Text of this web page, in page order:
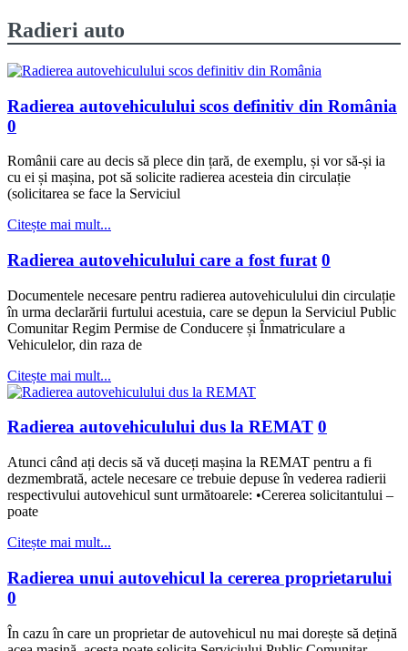
Radieri auto
Radierea autovehiculului scos definitiv din România
0
Românii care au decis să plece din țară, de exemplu, și vor să-și ia
cu ei și mașina, pot să solicite radierea acesteia din circulație
(solicitarea se face la Serviciul
Citește mai mult...
Radierea autovehiculului care a fost furat 0
Documentele necesare pentru radierea autovehiculului din circulație
în urma declarării furtului acestuia, care se depun la Serviciul Public
Comunitar Regim Permise de Conducere și Înmatriculare a
Vehiculelor, din raza de
Citește mai mult...
Radierea autovehiculului dus la REMAT 0
Atunci când ați decis să vă duceți mașina la REMAT pentru a fi
dezmembrată, actele necesare ce trebuie depuse în vederea radierii
respectivului autovehicul sunt următoarele: •Cererea solicitantului –
poate
Citește mai mult...
Radierea unui autovehicul la cererea proprietarului
0
În cazu în care un proprietar de autovehicul nu mai dorește să dețină